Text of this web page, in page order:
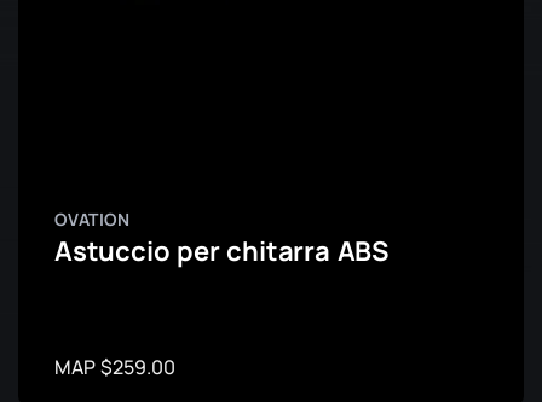
OVATION
Astuccio per chitarra ABS
MAP $259.00